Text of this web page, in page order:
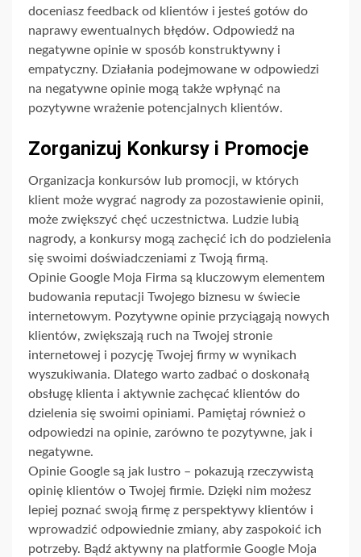
doceniasz feedback od klientów i jesteś gotów do
naprawy ewentualnych błędów. Odpowiedź na
negatywne opinie w sposób konstruktywny i
empatyczny. Działania podejmowane w odpowiedzi
na negatywne opinie mogą także wpłynąć na
pozytywne wrażenie potencjalnych klientów.
Zorganizuj Konkursy i Promocje
Organizacja konkursów lub promocji, w których
klient może wygrać nagrody za pozostawienie opinii,
może zwiększyć chęć uczestnictwa. Ludzie lubią
nagrody, a konkursy mogą zachęcić ich do podzielenia
się swoimi doświadczeniami z Twoją firmą.
Opinie Google Moja Firma są kluczowym elementem
budowania reputacji Twojego biznesu w świecie
internetowym. Pozytywne opinie przyciągają nowych
klientów, zwiększają ruch na Twojej stronie
internetowej i pozycję Twojej firmy w wynikach
wyszukiwania. Dlatego warto zadbać o doskonałą
obsługę klienta i aktywnie zachęcać klientów do
dzielenia się swoimi opiniami. Pamiętaj również o
odpowiedzi na opinie, zarówno te pozytywne, jak i
negatywne.
Opinie Google są jak lustro – pokazują rzeczywistą
opinię klientów o Twojej firmie. Dzięki nim możesz
lepiej poznać swoją firmę z perspektywy klientów i
wprowadzić odpowiednie zmiany, aby zaspokoić ich
potrzeby. Bądź aktywny na platformie Google Moja